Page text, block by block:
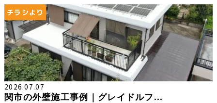
チラシより
2026.07.07
関市の外壁施工事例｜グレイドルフ...